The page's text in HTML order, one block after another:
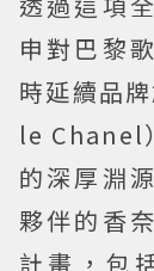
申對巴黎
時延續品
le Chanel
的深厚淵
夥伴的香
計畫，包